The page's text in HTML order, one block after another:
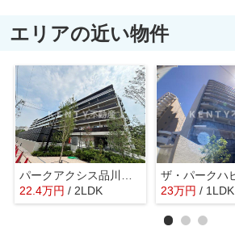
エリアの近い物件
22.4万円 / 2LDK
23万円 / 1LDK